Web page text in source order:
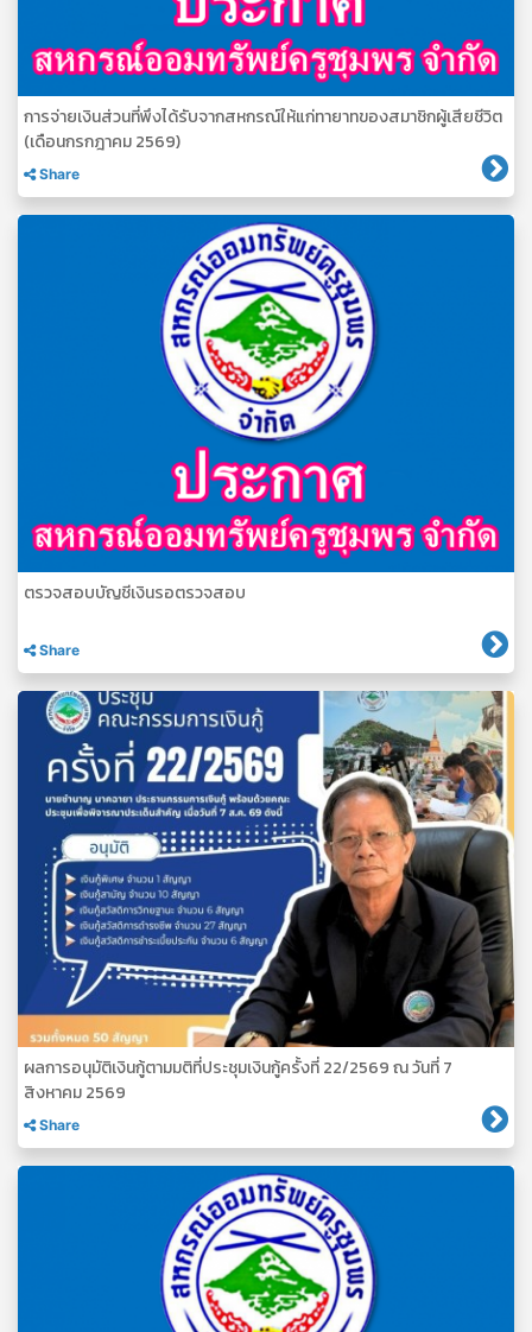
การจ่ายเงินส่วนที่พึงได้รับจากสหกรณ์ให้แก่ทายาทของสมาชิกผู้เสียชีวิต
(เดือนกรกฎาคม 2569)
Share
ตรวจสอบบัญชีเงินรอตรวจสอบ
Share
ผลการอนุมัติเงินกู้ตามมติที่ประชุมเงินกู้ครั้งที่ 22/2569 ณ วันที่ 7
สิงหาคม 2569
Share